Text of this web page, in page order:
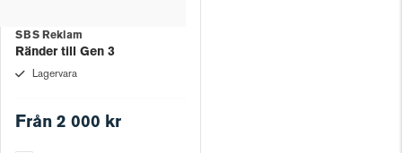
SBS Reklam
Ränder till Gen 3
Lagervara
Från 2 000 kr